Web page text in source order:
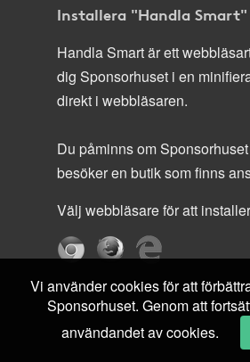
Installera "Handla Smart"
Handla Smart är ett
dig Sponsorhuset i en
direkt i webbläsaren.
Du påminns om
besöker en butik som finns
Välj webbläsare för att
Vi använder cookies för att
Sponsorhuset. Genom att
användandet av cookies.